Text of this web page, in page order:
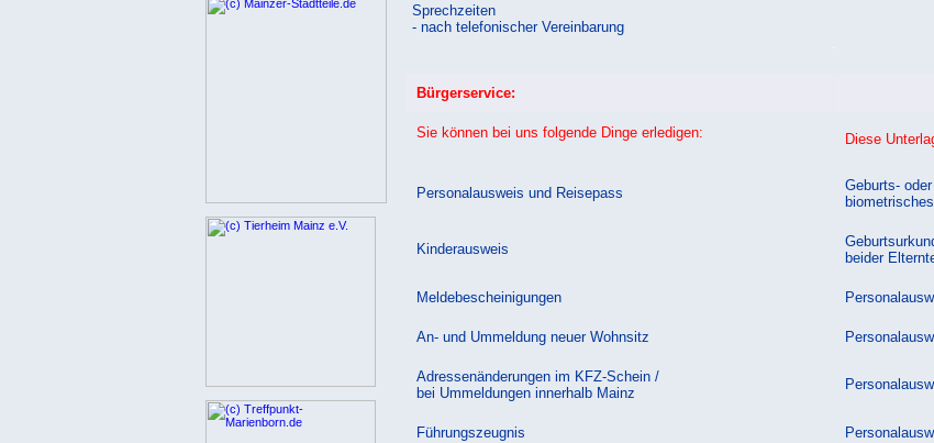
Sprechzeiten
- nach telefonischer Vereinbarung
Bürgerservice:
Sie können bei uns folgende Dinge erledigen: Diese
Personalausweis und Reisepass
Geburts-
Kinderausweis
beider
Meldebescheinigungen
An- und Ummeldung neuer Wohnsitz
Adressenänderungen im KFZ-Schein /
bei Ummeldungen innerhalb Mainz
Führungszeugnis